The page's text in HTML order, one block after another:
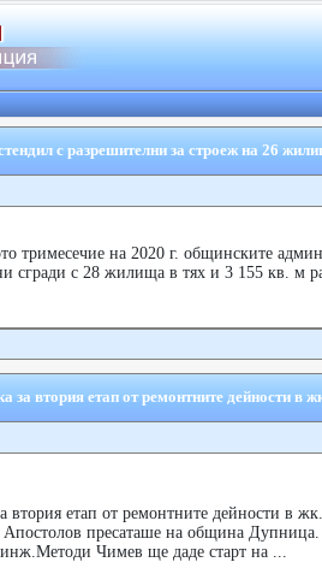
с разрешителни за строеж на 26
тримесечие на 2020 г. общинските
сгради с 28 жилища в тях и 3 155 кв. м
за втория етап от ремонтните дейности в
втория етап от ремонтните дейности в
Апостолов пресаташе на община Дупница.
Чимев ще даде старт на ...